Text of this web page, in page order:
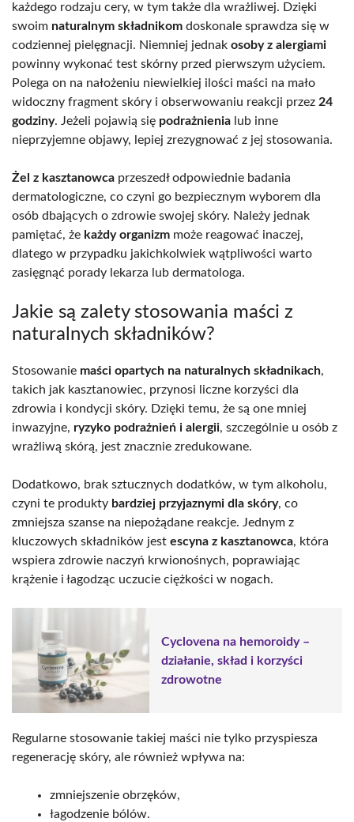
każdego rodzaju cery, w tym także dla wrażliwej. Dzięki
swoim naturalnym składnikom doskonale sprawdza się w
codziennej pielęgnacji. Niemniej jednak osoby z alergiami
powinny wykonać test skórny przed pierwszym użyciem.
Polega on na nałożeniu niewielkiej ilości maści na mało
widoczny fragment skóry i obserwowaniu reakcji przez 24
godziny. Jeżeli pojawią się podrażnienia lub inne
nieprzyjemne objawy, lepiej zrezygnować z jej stosowania.
Żel z kasztanowca przeszedł odpowiednie badania
dermatologiczne, co czyni go bezpiecznym wyborem dla
osób dbających o zdrowie swojej skóry. Należy jednak
pamiętać, że każdy organizm może reagować inaczej,
dlatego w przypadku jakichkolwiek wątpliwości warto
zasięgnąć porady lekarza lub dermatologa.
Jakie są zalety stosowania maści z
naturalnych składników?
Stosowanie maści opartych na naturalnych składnikach,
takich jak kasztanowiec, przynosi liczne korzyści dla
zdrowia i kondycji skóry. Dzięki temu, że są one mniej
inwazyjne, ryzyko podrażnień i alergii, szczególnie u osób z
wrażliwą skórą, jest znacznie zredukowane.
Dodatkowo, brak sztucznych dodatków, w tym alkoholu,
czyni te produkty bardziej przyjaznymi dla skóry, co
zmniejsza szanse na niepożądane reakcje. Jednym z
kluczowych składników jest escyna z kasztanowca, która
wspiera zdrowie naczyń krwionośnych, poprawiając
krążenie i łagodząc uczucie ciężkości w nogach.
Cyclovena na hemoroidy –
działanie, skład i korzyści
zdrowotne
Regularne stosowanie takiej maści nie tylko przyspiesza
regenerację skóry, ale również wpływa na:
zmniejszenie obrzęków,
łagodzenie bólów.